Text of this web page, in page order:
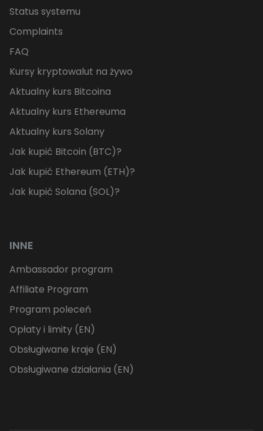
Status systemu
Complaints
FAQ
Kursy kryptowalut na żywo
Aktualny kurs Bitcoina
Aktualny kurs Ethereuma
Aktualny kurs Solany
Jak kupić Bitcoin (BTC)?
Jak kupić Ethereum (ETH)?
Jak kupić Solana (SOL)?
INNE
Ambassador program
Affiliate Program
Program poleceń
Opłaty i limity (EN)
Obsługiwane kraje (EN)
Obsługiwane działania (EN)